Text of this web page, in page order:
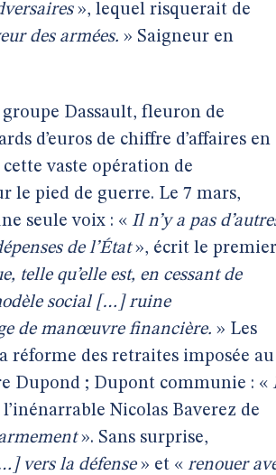
», lequel risquerait de
des armées. » Saigneur en
Dassault, fleuron de
d’euros de chiffre d’affaires en
vaste opération de
le pied de guerre. Le 7 mars,
seule voix : « Il n’y a pas
de l’État», écrit le
telle qu’elle est, en cessant de
social […] ruine
de manœuvre financière. » Les
réforme des retraites imposée au
Dupond ; Dupont communie : «
l’inénarrable Nicolas Baverez de
». Sans surprise,
vers la défense» et « renouer